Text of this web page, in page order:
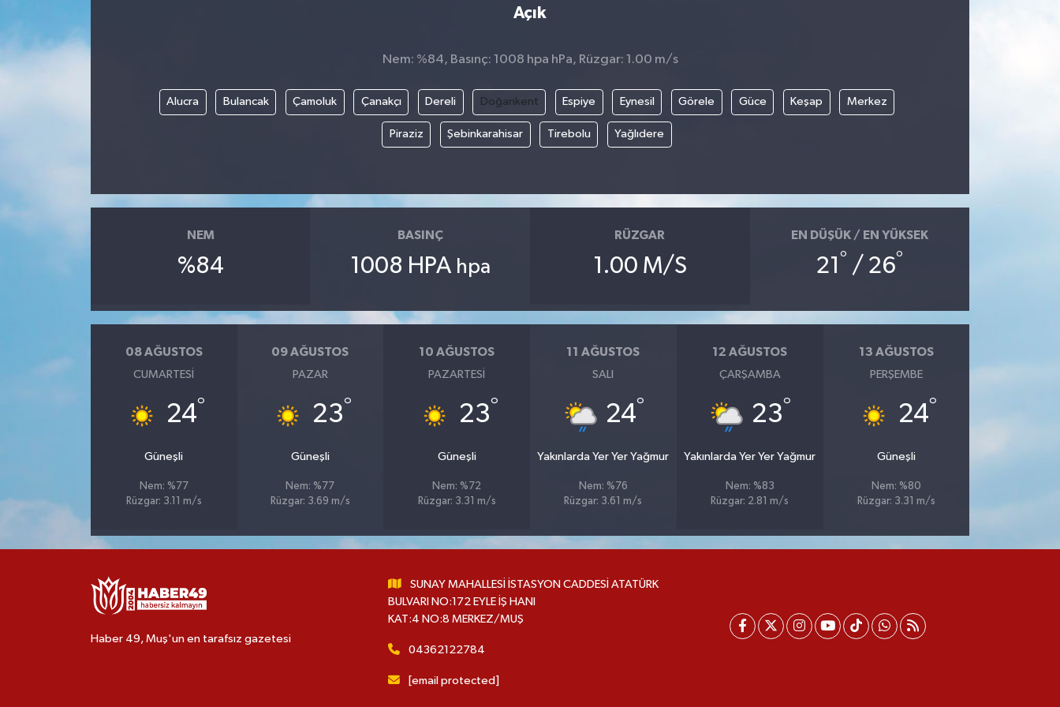
Açık
Nem: %84, Basınç: 1008 hpa hPa, Rüzgar: 1.00 m/s
Alucra Bulancak Çamoluk Çanakçı Dereli Doğankent Espiye Eynesil Görele Güce Keşap Merkez
Piraziz Şebinkarahisar Tirebolu Yağlıdere
NEM
%84
BASINÇ
1008 HPA hpa
RÜZGAR
1.00 M/S
EN DÜŞÜK / EN YÜKSEK
21° / 26°
08 AĞUSTOS
CUMARTESI
24°
Güneşli
Nem: %77
Rüzgar: 3.11 m/s
09 AĞUSTOS
PAZAR
23°
Güneşli
Nem: %77
Rüzgar: 3.69 m/s
10 AĞUSTOS
PAZARTESI
23°
Güneşli
Nem: %72
Rüzgar: 3.31 m/s
11 AĞUSTOS
SALI
24°
Yakınlarda Yer Yer Yağmur
Nem: %76
Rüzgar: 3.61 m/s
12 AĞUSTOS
ÇARŞAMBA
23°
Yakınlarda Yer Yer Yağmur
Nem: %83
Rüzgar: 2.81 m/s
13 AĞUSTOS
PERŞEMBE
24°
Güneşli
Nem: %80
Rüzgar: 3.31 m/s
Haber 49, Muş'un en tarafsız gazetesi
SUNAY MAHALLESİ İSTASYON CADDESİ ATATÜRK
BULVARI NO:172 EYLE İŞ HANI
KAT:4 NO:8 MERKEZ/MUŞ
04362122784
[email protected]
Siyaset
Malazgirt